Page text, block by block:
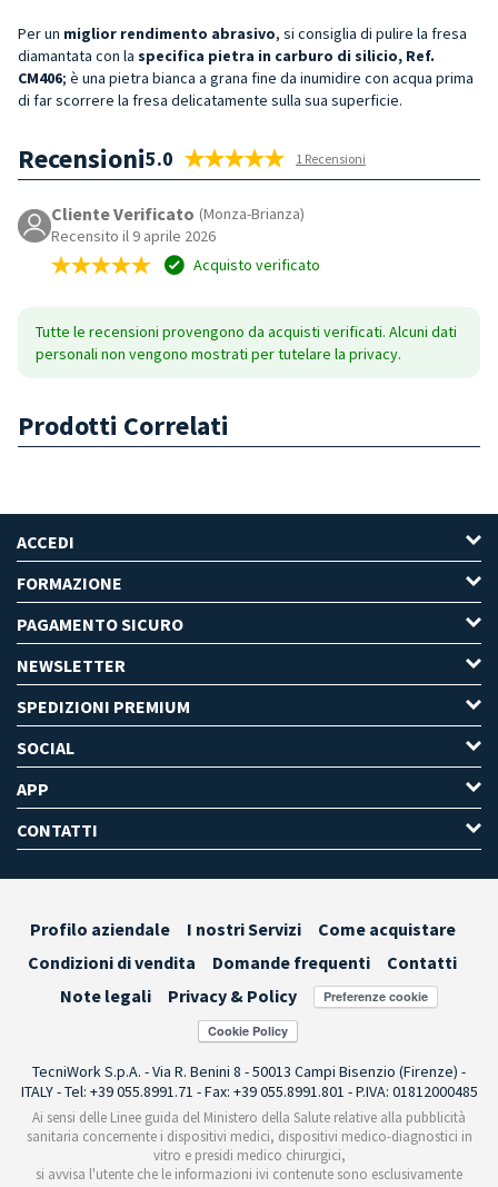
Per un miglior rendimento abrasivo, si consiglia di pulire la fresa
diamantata con la specifica pietra in carburo di silicio, Ref.
CM406; è una pietra bianca a grana fine da inumidire con acqua prima
di far scorrere la fresa delicatamente sulla sua superficie.
Recensioni5.0 1 Recensioni
Cliente Verificato (Monza-Brianza)
Recensito il 9 aprile 2026
Acquisto verificato
Tutte le recensioni provengono da acquisti verificati. Alcuni dati
personali non vengono mostrati per tutelare la privacy.
Prodotti Correlati
ACCEDI
FORMAZIONE
PAGAMENTO SICURO
NEWSLETTER
SPEDIZIONI PREMIUM
SOCIAL
APP
CONTATTI
Profilo aziendale I nostri Servizi
Come acquistare
Condizioni di vendita
Domande frequenti
Contatti
Note legali
Privacy & Policy Preferenze cookie
TecniWork S.p.A. - Via R. Benini 8 - 50013 Campi Bisenzio (Firenze) -
ITALY - Tel: +39 055.8991.71 - Fax: +39 055.8991.801 - P.IVA: 01812000485
Ai sensi delle Linee guida del Ministero della Salute relative alla pubblicità
sanitaria concernente i dispositivi medici, dispositivi medico-diagnostici in
vitro e presidi medico chirurgici,
si avvisa l'utente che le informazioni ivi contenute sono esclusivamente